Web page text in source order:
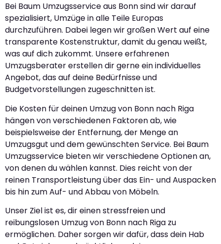
Bei Baum Umzugsservice aus Bonn sind wir darauf
spezialisiert, Umzüge in alle Teile Europas
durchzuführen. Dabei legen wir großen Wert auf eine
transparente Kostenstruktur, damit du genau weißt,
was auf dich zukommt. Unsere erfahrenen
Umzugsberater erstellen dir gerne ein individuelles
Angebot, das auf deine Bedürfnisse und
Budgetvorstellungen zugeschnitten ist.
Die Kosten für deinen Umzug von Bonn nach Riga
hängen von verschiedenen Faktoren ab, wie
beispielsweise der Entfernung, der Menge an
Umzugsgut und dem gewünschten Service. Bei Baum
Umzugsservice bieten wir verschiedene Optionen an,
von denen du wählen kannst. Dies reicht von der
reinen Transportleistung über das Ein- und Auspacken
bis hin zum Auf- und Abbau von Möbeln.
Unser Ziel ist es, dir einen stressfreien und
reibungslosen Umzug von Bonn nach Riga zu
ermöglichen. Daher sorgen wir dafür, dass dein Hab